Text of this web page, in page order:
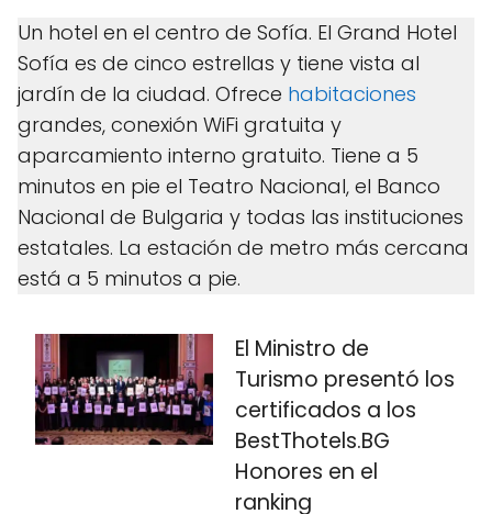
Un hotel en el centro de Sofía. El Grand Hotel
Sofía es de cinco estrellas y tiene vista al
jardín de la ciudad. Ofrece habitaciones
grandes, conexión WiFi gratuita y
aparcamiento interno gratuito. Tiene a 5
minutos en pie el Teatro Nacional, el Banco
Nacional de Bulgaria y todas las instituciones
estatales. La estación de metro más cercana
está a 5 minutos a pie.
El Ministro de
Turismo presentó los
certificados a los
BestThotels.BG
Honores en el
ranking